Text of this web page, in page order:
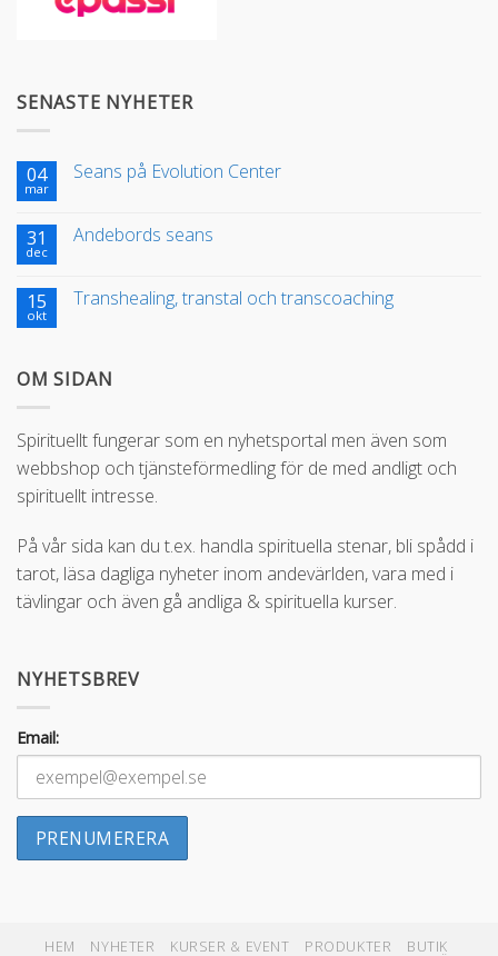
SENASTE NYHETER
04
mar
Seans på Evolution Center
31
dec
Andebords seans
15
okt
Transhealing, transtal och transcoaching
OM SIDAN
Spirituellt fungerar som en nyhetsportal men även som
webbshop och tjänsteförmedling för de med andligt och
spirituellt intresse.
På vår sida kan du t.ex. handla spirituella stenar, bli spådd i
tarot, läsa dagliga nyheter inom andevärlden, vara med i
tävlingar och även gå andliga & spirituella kurser.
NYHETSBREV
Email:
HEM NYHETER KURSER & EVENT PRODUKTER
BUTIK